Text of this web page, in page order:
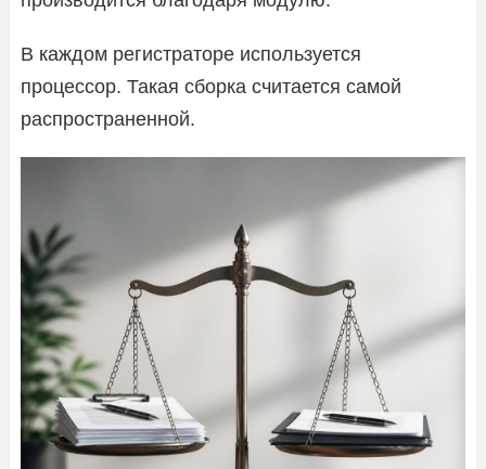
В каждом регистраторе используется
процессор. Такая сборка считается самой
распространенной.